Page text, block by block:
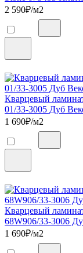
2 590₽/м2
Кварцевый
01/33-3005 Дуб
1 690₽/м2
Кварцевый
68W906/33-3006
1 690₽/м2